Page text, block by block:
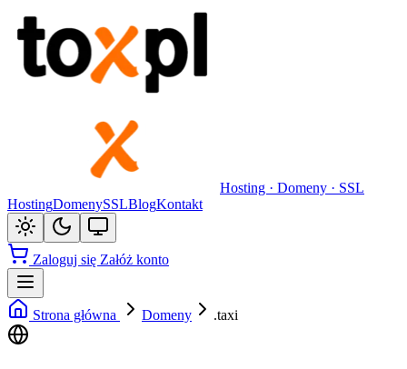
Hosting · Domeny · SSL
HostingDomenySSLBlogKontakt
Zaloguj się Załóż konto
Strona główna Domeny .taxi